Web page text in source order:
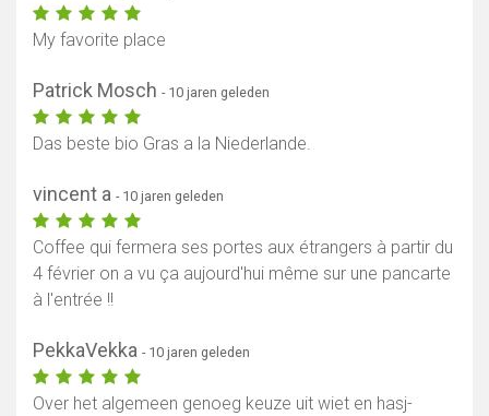
My favorite place
Patrick Mosch - 10 jaren geleden
Das beste bio Gras a la Niederlande.
vincent a - 10 jaren geleden
Coffee qui fermera ses portes aux étrangers à partir du
4 février on a vu ça aujourd'hui même sur une pancarte
à l'entrée !!
PekkaVekka - 10 jaren geleden
Over het algemeen genoeg keuze uit wiet en hasj-